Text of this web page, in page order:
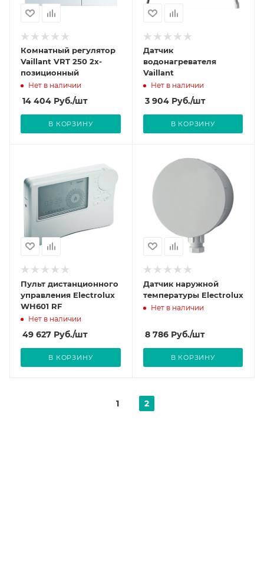
Комнатный регулятор
Vaillant VRT 250 2х-
позиционный
Нет в наличии
14 404 Руб./шт
В КОРЗИНУ
Датчик
водонагревателя
Vaillant
Нет в наличии
3 904Руб./шт
В КОРЗИНУ
Пульт дистанционного
управления Electrolux
WH601 RF
Нет в наличии
49 627 Руб./шт
В КОРЗИНУ
Датчик наружной
температуры Electrolux
Нет в наличии
8 786Руб./шт
В КОРЗИНУ
1 2